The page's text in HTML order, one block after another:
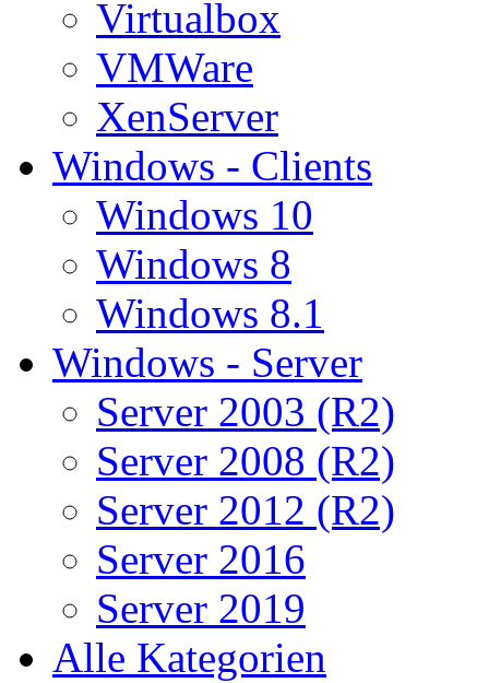
Virtualbox
VMWare
XenServer
Windows - Clients
Windows 10
Windows 8
Windows 8.1
Windows - Server
Server 2003 (R2)
Server 2008 (R2)
Server 2012 (R2)
Server 2016
Server 2019
Alle Kategorien